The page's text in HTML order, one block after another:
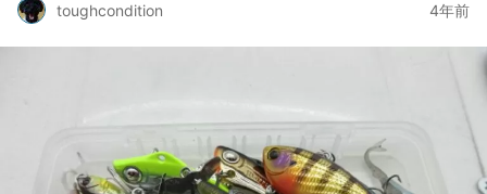
toughcondition 4年前